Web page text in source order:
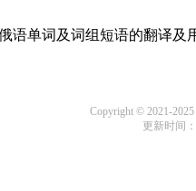
单词及词组短语的翻译及
Copyright © 2021-2025
更新时间